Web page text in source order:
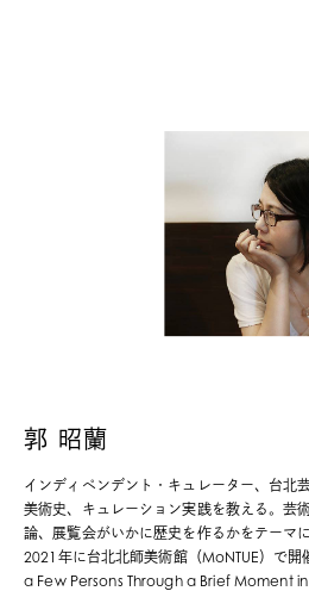
郭 昭蘭
インディペンデント・キュレーター、台北
美術史、キュレーション実践を教える。芸
論、 展覧会がいかに歴史を作るかをテーマ
2021年に台北北師美術館（MoNTUE）で
a Few Persons Through a Brief Moment in